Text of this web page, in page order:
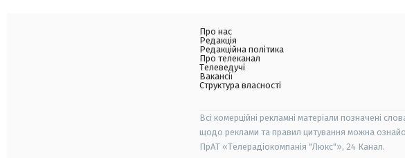
Про нас
Редакція
Редакційна політика
Про телеканал
Телеведучі
Вакансії
Структура власності
Всі комерційні рекламні матеріали позначені
щодо реклами та правил цитування можна
ПрАТ «Телерадіокомпанія "Люкс"», 24 Канал.